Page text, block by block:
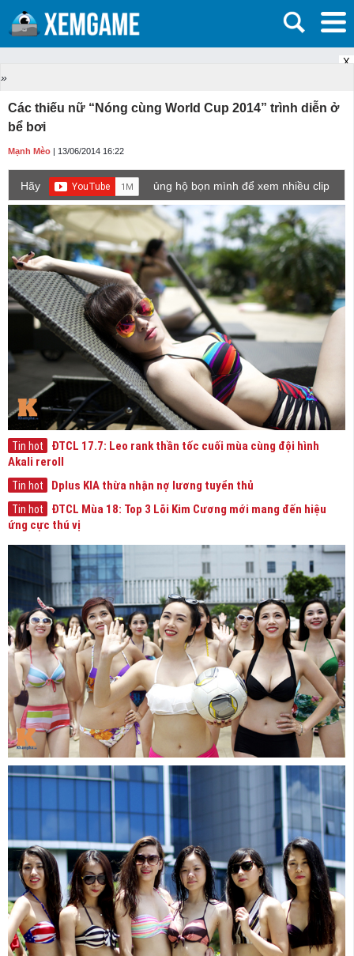
X
»
Các thiếu nữ “Nóng cùng World Cup 2014” trình diễn ở
bể bơi
Mạnh Mèo | 13/06/2014 16:22
Hãy
ủng hộ bọn mình để xem nhiều clip
game mới hơn nhé!
Tin hot
ĐTCL 17.7: Leo rank thần tốc cuối mùa cùng đội hình
Akali reroll
Tin hot Dplus KIA thừa nhận nợ lương tuyển thủ
Tin hot
ĐTCL Mùa 18: Top 3 Lõi Kim Cương mới mang đến hiệu
ứng cực thú vị